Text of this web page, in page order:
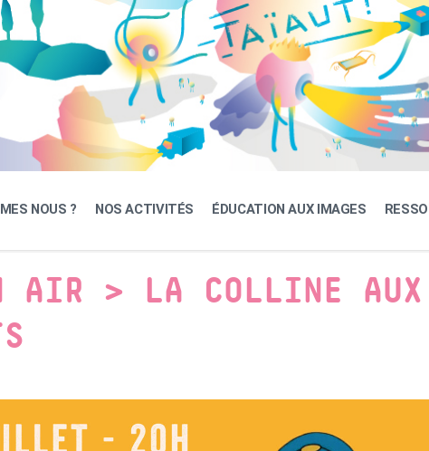
NOUS ? NOS ACTIVITÉS ÉDUCATION AUX IMAGES
AIR > LA COLLINE AUX